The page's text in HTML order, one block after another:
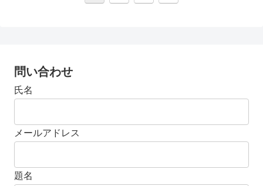
問い合わせ
氏名
メールアドレス
題名